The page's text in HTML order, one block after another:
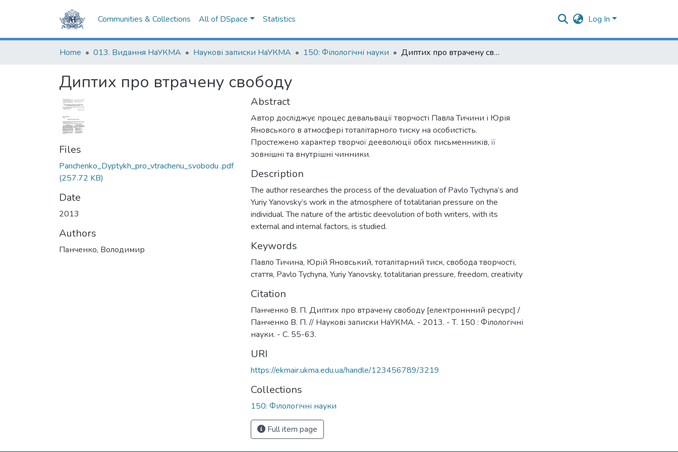
Communities & Collections All of DSpace Statistics Log In
Home 013. Видання НаУКМА Наукові записки НаУКМА 150: Філологічні науки Диптих про втрачену свободу
Диптих про втрачену свободу
Files
Panchenko_Dyptykh_pro_vtrachenu_svobodu .pdf
(257.72 KB)
Date
2013
Authors
Панченко, Володимир
Abstract
Автор досліджує процес девальвації творчості Павла Тичини і Юрія
Яновського в атмосфері тоталітарного тиску на особистість.
Простежено характер творчої дееволюції обох письменників, її
зовнішні та внутрішні чинники.
Description
The author researches the process of the devaluation of Pavlo Tychyna’s and
Yuriy Yanovsky’s work in the atmosphere of totalitarian pressure on the
individual. The nature of the artistic deevolution of both writers, with its
external and internal factors, is studied.
Keywords
Павло Тичина, Юрій Яновський, тоталітарний тиск, свобода творчості,
стаття, Pavlo Tychyna, Yuriy Yanovsky, totalitarian pressure, freedom, creativity
Citation
Панченко В. П. Диптих про втрачену свободу [електроннний ресурс] /
Панченко В. П. // Наукові записки НаУКМА. - 2013. - Т. 150 : Філологічні
науки. - С. 55-63.
URI
https://ekmair.ukma.edu.ua/handle/123456789/3219
Collections
150: Філологічні науки
Full item page